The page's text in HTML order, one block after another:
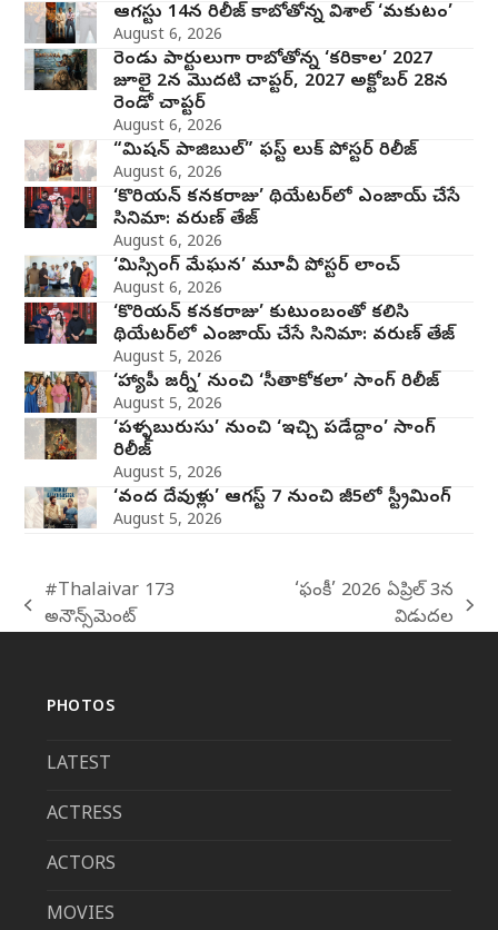
ఆగస్టు 14న రిలీజ్ కాబోతోన్న విశాల్ ‘మకుటం’
August 6, 2026
రెండు పార్టులుగా రాబోతోన్న ‘కరికాల’ 2027
జూలై 2న మొదటి చాప్టర్‌, 2027 అక్టోబర్ 28న
రెండో చాప్టర్
August 6, 2026
“మిషన్ పాజిబుల్” ఫస్ట్ లుక్ పోస్టర్ రిలీజ్
August 6, 2026
‘కొరియన్ కనకరాజు’ థియేటర్‌లో ఎంజాయ్ చేసే
సినిమా: వరుణ్ తేజ్
August 6, 2026
‘మిస్సింగ్ మేఘన’ మూవీ పోస్టర్ లాంచ్
August 6, 2026
‘కొరియన్ కనకరాజు’ కుటుంబంతో కలిసి
థియేటర్‌లో ఎంజాయ్ చేసే సినిమా: వరుణ్ తేజ్
August 5, 2026
‘హ్యాపీ జర్నీ’ నుంచి ‘సీతాకోకలా’ సాంగ్ రిలీజ్
August 5, 2026
‘పళ్ళబురుసు’ నుంచి ‘ఇచ్చి పడేద్దాం’ సాంగ్
రిలీజ్
August 5, 2026
‘వంద దేవుళ్లు’ ఆగస్ట్ 7 నుంచి జీ5లో స్ట్రీమింగ్
August 5, 2026
previous
#Thalaivar 173
అనౌన్స్‌మెంట్
‘ఫంకీ’ 2026 ఏప్రిల్ 3న
విడుదల
PHOTOS
LATEST
ACTRESS
ACTORS
MOVIES